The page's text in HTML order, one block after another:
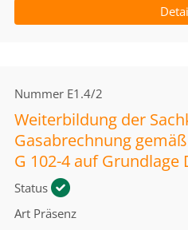
Nummer E1.4/2
Weiterbildung der
Gasabrechnung
G 102-4 auf Grundlage
Status
Art Präsenz